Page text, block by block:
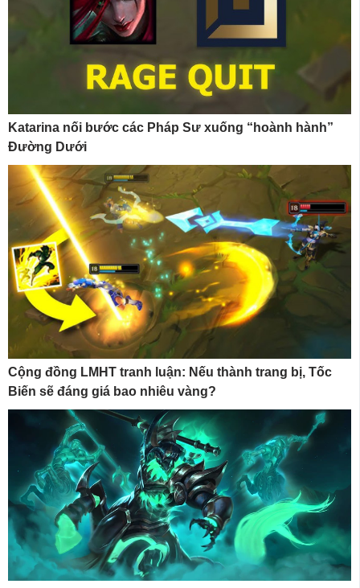
Katarina nối bước các Pháp Sư xuống “hoành hành”
Đường Dưới
Cộng đồng LMHT tranh luận: Nếu thành trang bị, Tốc
Biến sẽ đáng giá bao nhiêu vàng?